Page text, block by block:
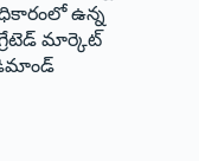
ఉన్న
‌మార్కెట్‌
డిమాండ్‌